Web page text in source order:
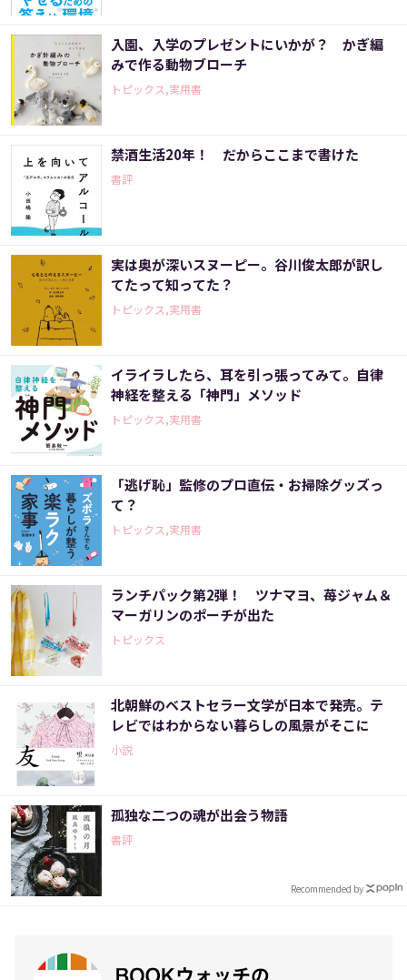
入園、入学のプレゼントにいかが？ かぎ編
みで作る動物ブローチ
トピックス,実用書
禁酒生活20年！ だからここまで書けた
書評
実は奥が深いスヌーピー。谷川俊太郎が訳し
てたって知ってた？
トピックス,実用書
イライラしたら、耳を引っ張ってみて。自律
神経を整える「神門」メソッド
トピックス,実用書
「逃げ恥」監修のプロ直伝・お掃除グッズっ
て？
トピックス,実用書
ランチパック第2弾！ ツナマヨ、苺ジャム＆
マーガリンのポーチが出た
トピックス
北朝鮮のベストセラー文学が日本で発売。テ
レビではわからない暮らしの風景がそこに
小説
孤独な二つの魂が出会う物語
書評
Recommended by